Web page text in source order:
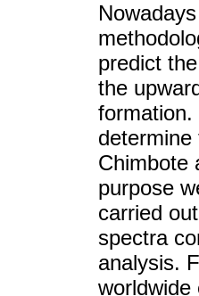
predict
the
Chimbote
purpose
carried
spectra
analysis.
worldwide